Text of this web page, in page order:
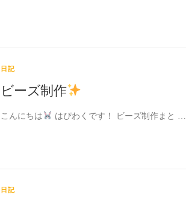
日記
ビーズ制作
こんにちは はぴわくです！ ビーズ制作まと …
日記